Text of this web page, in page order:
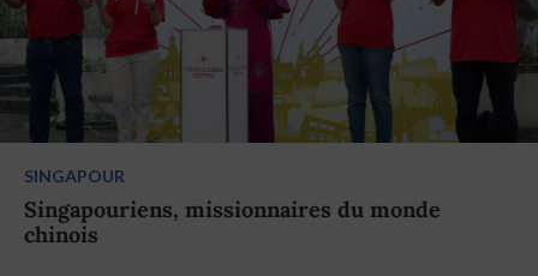
SINGAPOUR
Singapouriens, missionnaires du monde
chinois